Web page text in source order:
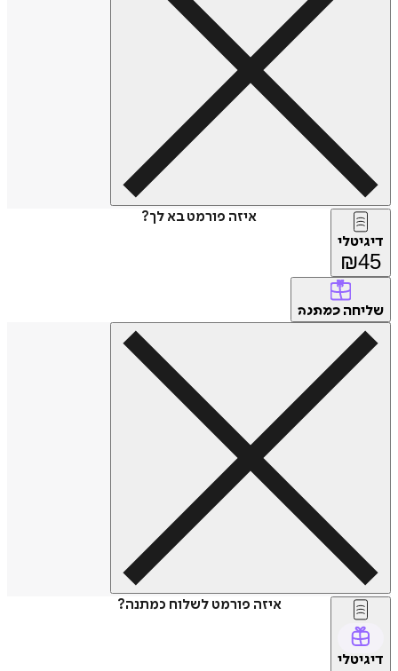
איזה פורמט בא לך?
דיגיטלי
₪45
שליחה כמתנה
איזה פורמט לשלוח כמתנה?
דיגיטלי